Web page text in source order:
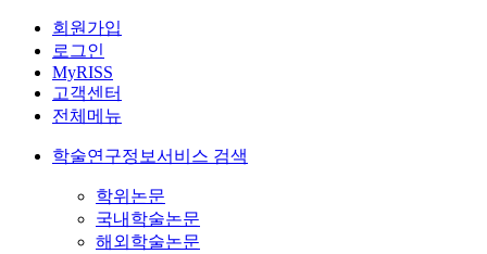
회원가입
로그인
MyRISS
고객센터
전체메뉴
학술연구정보서비스 검색
학위논문
국내학술논문
해외학술논문